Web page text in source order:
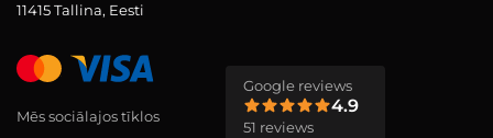
11415 Tallina, Eesti
Mēs sociālajos tīklos
Google reviews
4.9
51 reviews